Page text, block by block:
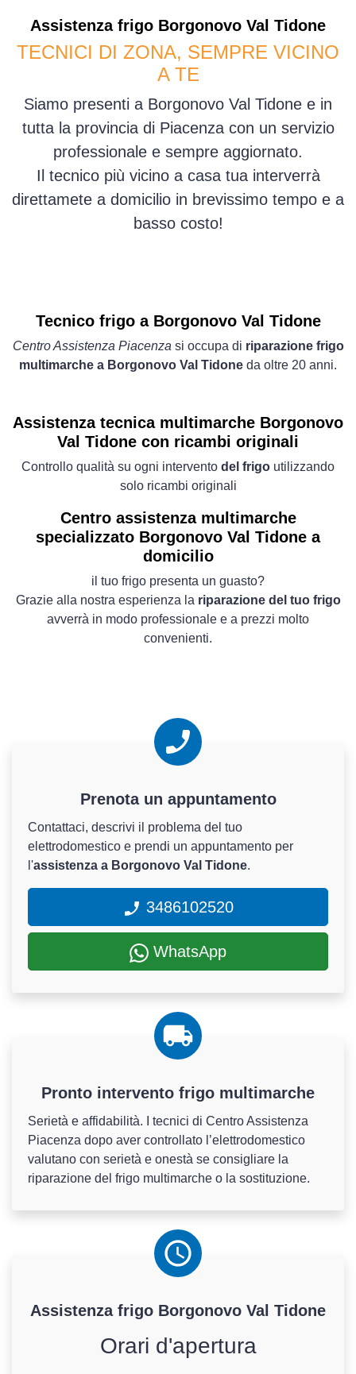
Assistenza frigo Borgonovo Val Tidone
TECNICI DI ZONA, SEMPRE VICINO
A TE
Siamo presenti a Borgonovo Val Tidone e in
tutta la provincia di Piacenza con un servizio
professionale e sempre aggiornato.
Il tecnico più vicino a casa tua interverrà
direttamete a domicilio in brevissimo tempo e a
basso costo!
Tecnico frigo a Borgonovo Val Tidone
Centro Assistenza Piacenza si occupa di riparazione frigo
multimarche a Borgonovo Val Tidone da oltre 20 anni.
Assistenza tecnica multimarche Borgonovo
Val Tidone con ricambi originali
Controllo qualità su ogni intervento del frigo utilizzando
solo ricambi originali
Centro assistenza multimarche
specializzato Borgonovo Val Tidone a
domicilio
il tuo frigo presenta un guasto?
Grazie alla nostra esperienza la riparazione del tuo frigo
avverrà in modo professionale e a prezzi molto
convenienti.
Prenota un appuntamento
Contattaci, descrivi il problema del tuo
elettrodomestico e prendi un appuntamento per
l'assistenza a Borgonovo Val Tidone.
3486102520
WhatsApp
Pronto intervento frigo multimarche
Serietà e affidabilità. I tecnici di Centro Assistenza
Piacenza dopo aver controllato l’elettrodomestico
valutano con serietà e onestà se consigliare la
riparazione del frigo multimarche o la sostituzione.
Assistenza frigo Borgonovo Val Tidone
Orari d'apertura